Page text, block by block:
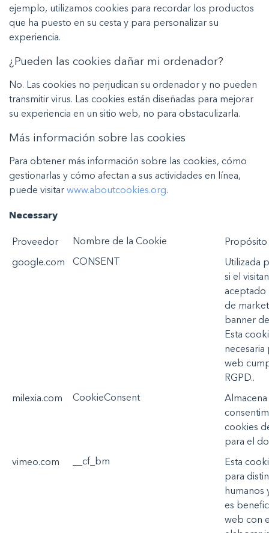
ejemplo, utilizamos cookies para recordar los productos
que ha puesto en su cesta y para personalizar su
experiencia.
¿Pueden las cookies dañar mi ordenador?
No. Las cookies no perjudican su ordenador y no pueden
transmitir virus. Las cookies están diseñadas para mejorar
su experiencia en un sitio web, no para obstaculizarla.
Más información sobre las cookies
Para obtener más información sobre las cookies, cómo
gestionarlas y cómo afectan a sus actividades en línea,
puede visitar www.aboutcookies.org.
Necessary
Proveedor Nombre de la Cookie Propósito
google.com CONSENT Utilizada
si el
aceptado
de
banner
Esta
necesaria
web
RGPD..
milexia.com CookieConsent
Almacena
cookies
para el
vimeo.com __cf_bm Esta
para
humanos
es
web con